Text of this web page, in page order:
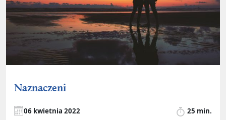
Naznaczeni
06 kwietnia 2022 25 min.